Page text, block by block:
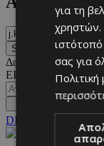
Δεν βρέθηκαν
ΕΙΣΟΔΟΣ
DESKTOP
για τη
χρηστών.
σας για